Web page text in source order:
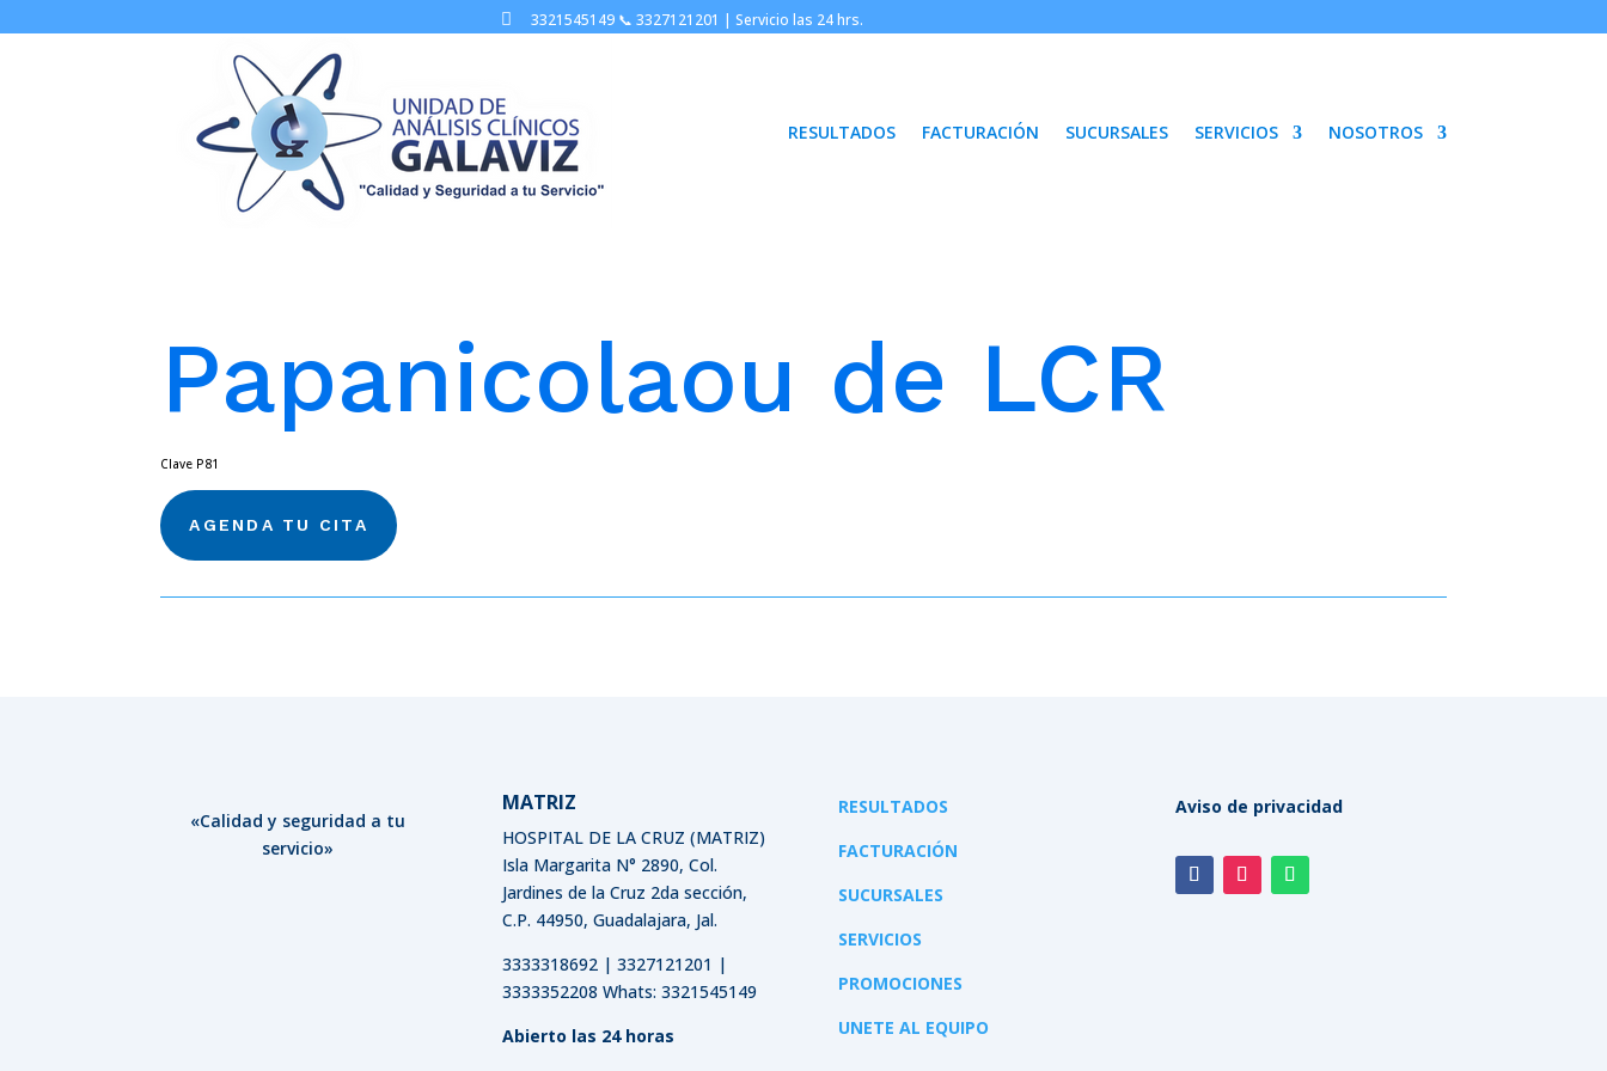
 3321545149 📞 3327121201 | Servicio las 24 hrs.
RESULTADOS FACTURACIÓN SUCURSALES SERVICIOS NOSOTROS
Papanicolaou de LCR
Clave P81
AGENDA TU CITA
«Calidad y seguridad a tu
servicio»
MATRIZ
HOSPITAL DE LA CRUZ (MATRIZ)
Isla Margarita N° 2890, Col.
Jardines de la Cruz 2da sección,
C.P. 44950, Guadalajara, Jal.
3333318692 | 3327121201 |
3333352208 Whats: 3321545149
Abierto las 24 horas
RESULTADOS
FACTURACIÓN
SUCURSALES
SERVICIOS
PROMOCIONES
UNETE AL EQUIPO
Aviso de privacidad